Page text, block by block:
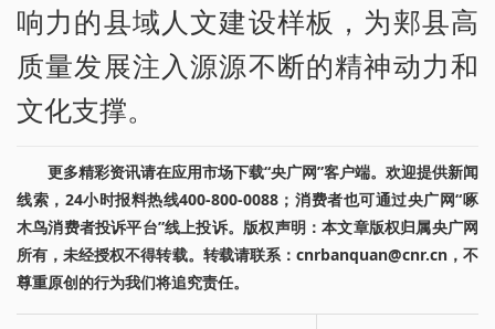
响力的县域人文建设样板，为郏县高
质量发展注入源源不断的精神动力和
文化支撑。
更多精彩资讯请在应用市场下载“央广网”客户端。欢迎提供新闻
线索，24小时报料热线400-800-0088；消费者也可通过央广网“啄
木鸟消费者投诉平台”线上投诉。版权声明：本文章版权归属央广网
所有，未经授权不得转载。转载请联系：cnrbanquan@cnr.cn，不
尊重原创的行为我们将追究责任。